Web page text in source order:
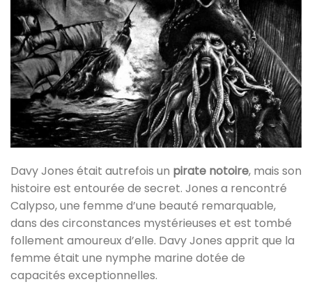
Davy Jones était autrefois un pirate notoire, mais son
histoire est entourée de secret. Jones a rencontré
Calypso, une femme d’une beauté remarquable,
dans des circonstances mystérieuses et est tombé
follement amoureux d’elle. Davy Jones apprit que la
femme était une nymphe marine dotée de
capacités exceptionnelles.